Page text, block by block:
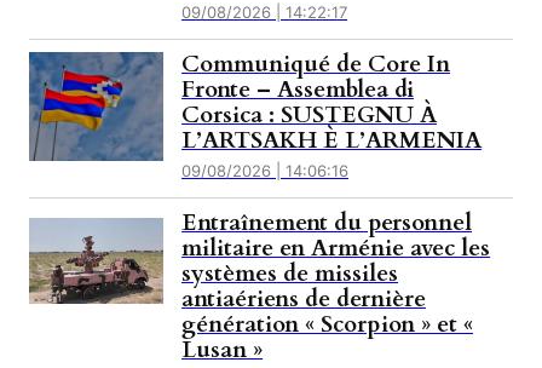
09/08/2026 | 14:22:17
Communiqué de Core In
Fronte – Assemblea di
Corsica : SUSTEGNU À
L’ARTSAKH È L’ARMENIA
09/08/2026 | 14:06:16
Entraînement du personnel
militaire en Arménie avec les
systèmes de missiles
antiaériens de dernière
génération « Scorpion » et «
Lusan »